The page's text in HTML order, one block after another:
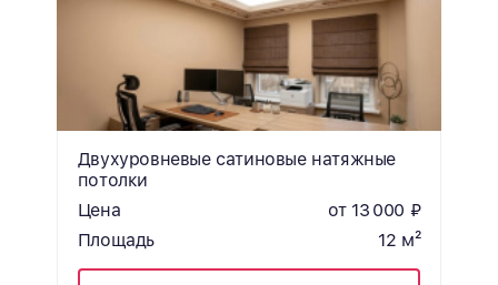
Двухуровневые сатиновые натяжные
потолки
Цена
от 13 000 ₽
Площадь
12 м²